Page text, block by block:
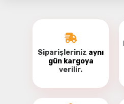
Siparişleriniz aynı
gün kargoya
verilir.